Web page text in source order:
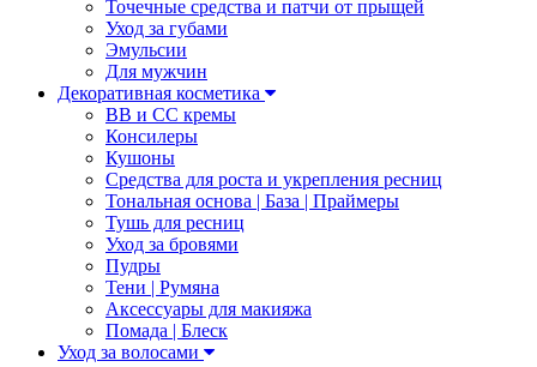
Точечные средства и патчи от прыщей
Уход за губами
Эмульсии
Для мужчин
Декоративная косметика
ВВ и СС кремы
Консилеры
Кушоны
Средства для роста и укрепления ресниц
Тональная основа | База | Праймеры
Тушь для ресниц
Уход за бровями
Пудры
Тени | Румяна
Аксессуары для макияжа
Помада | Блеск
Уход за волосами